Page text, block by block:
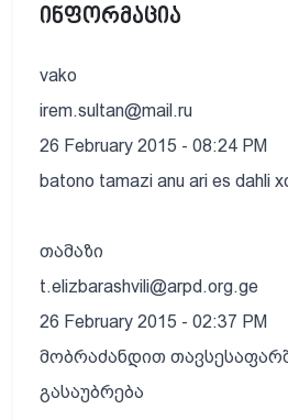
ინფორმაცია
vako
irem.sultan@mail.ru
26 February 2015 - 08:24 PM
batono tamazi anu ari es dahli
თამაზი
t.elizbarashvili@arpd.org.ge
26 February 2015 - 02:37 PM
მობრაძანდით
გასაუბრება